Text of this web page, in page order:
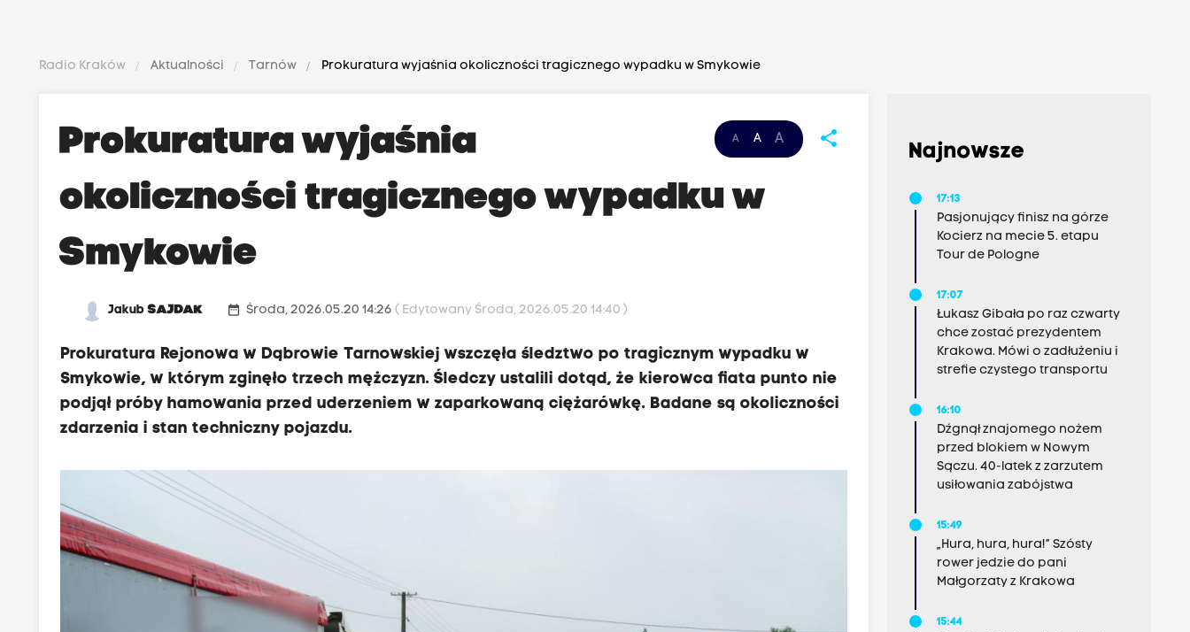
Radio Kraków Aktualności Tarnów Prokuratura wyjaśnia okoliczności tragicznego wypadku w Smykowie
A A A share
Prokuratura wyjaśnia
okoliczności tragicznego wypadku w
Smykowie
JakubSAJDAK date_range Środa, 2026.05.20 14:26( Edytowany Środa, 2026.05.20 14:40 )
Prokuratura Rejonowa w Dąbrowie Tarnowskiej wszczęła śledztwo po tragicznym wypadku w
Smykowie, w którym zginęło trzech mężczyzn. Śledczy ustalili dotąd, że kierowca fiata punto nie
podjął próby hamowania przed uderzeniem w zaparkowaną ciężarówkę. Badane są okoliczności
zdarzenia i stan techniczny pojazdu.
Najnowsze
17:13
Pasjonujący finisz na górze
Kocierz na mecie 5. etapu
Tour de Pologne
17:07
Łukasz Gibała po raz czwarty
chce zostać prezydentem
Krakowa. Mówi o zadłużeniu i
strefie czystego transportu
16:10
Dźgnął znajomego nożem
przed blokiem w Nowym
Sączu. 40-latek z zarzutem
usiłowania zabójstwa
15:49
„Hura, hura, hura!” Szósty
rower jedzie do pani
Małgorzaty z Krakowa
15:44